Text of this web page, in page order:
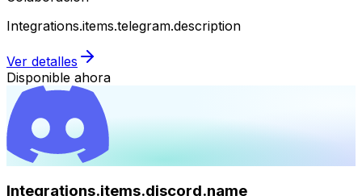
Integrations.items.telegram.description
Ver detalles
Disponible ahora
Integrations.items.discord.name